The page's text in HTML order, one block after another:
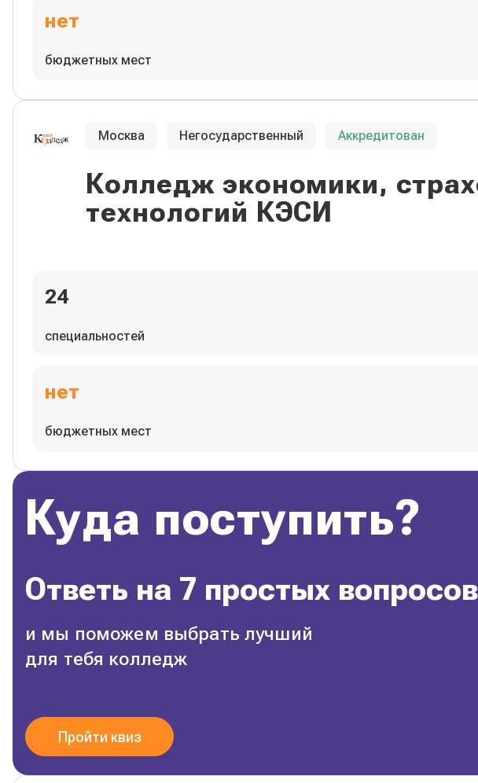
нет
бюджетных мест
Москва Негосударственный Аккредитован
Колледж экономики,
технологий КЭСИ
24
специальностей
нет
бюджетных мест
Куда поступить?
Ответь на 7 простых вопросов
и мы поможем выбрать лучший
для тебя колледж
Пройти квиз